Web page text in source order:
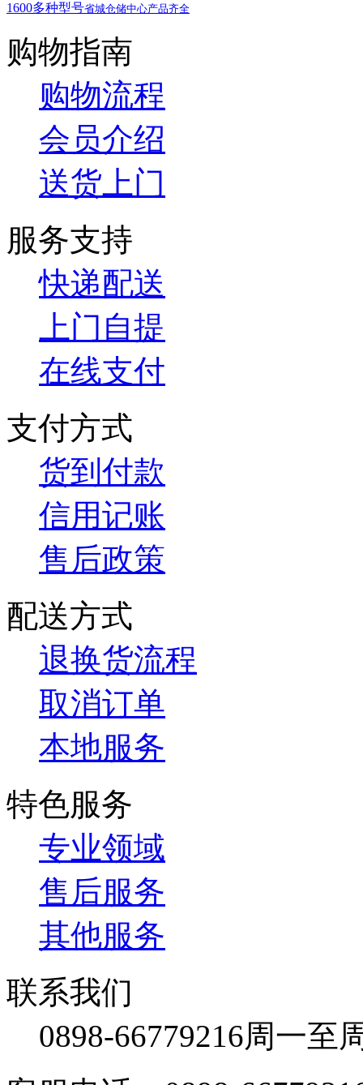
1600多种型号省城仓储中心产品齐全
购物指南
购物流程
会员介绍
送货上门
服务支持
快递配送
上门自提
在线支付
支付方式
货到付款
信用记账
售后政策
配送方式
退换货流程
取消订单
本地服务
特色服务
专业领域
售后服务
其他服务
联系我们
0898-66779216周一至